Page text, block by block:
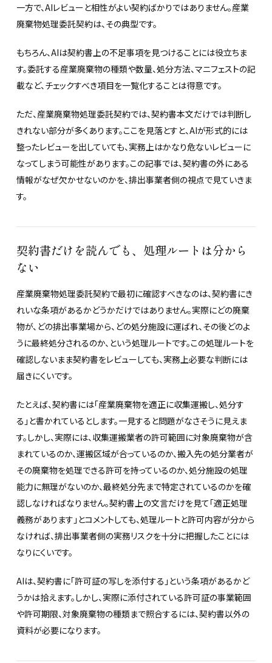
一方で、AIレビューと相性がよい契約ばかりではありません。産業
廃棄物処理委託契約は、その典型です。
もちろん、AIは契約書上の不足事項を見つけることには役立ちま
す。委託する産業廃棄物の種類や数量、処分方法、マニフェストの記
載など、チェックすべき項目を一覧化することは得意です。
ただ、産業廃棄物処理委託契約では、契約書本文だけでは判断し
きれない部分が多くあります。ここを見落とすと、AIが形式的には
整ったレビューを出していても、実務上はかなり危ないレビューに
なってしまう可能性があります。この記事では、契約書の外にある
情報がなぜ欠かせないのかを、排出事業者側の視点で見ていきま
す。
契約書だけを読んでも、処理ルートは分から
ない
産業廃棄物処理委託契約で最初に確認すべきなのは、契約書にき
れいな条項があるかどうかだけではありません。実際にどの廃棄
物が、どの排出事業場から、どの処分施設に運ばれ、その後どのよ
うに最終処分されるのか、という処理ルートです。この処理ルートを
確認しないまま契約書をレビューしても、実務上必要な判断には
届きにくいです。
たとえば、契約書には「産業廃棄物を適正に収集運搬し、処分す
る」と書かれているとします。一見すると問題がなさそうに見えま
す。しかし、実際には、収集運搬業者の許可範囲に対象廃棄物が含
まれているのか、運搬区域が合っているのか、搬入先の処分業者が
その廃棄物を処理できる許可を持っているのか、処分施設の処理
能力に無理がないのか、最終処分先まで特定されているのかを確
認しなければなりません。契約書上の文言だけを見て「適正処理
義務があります」とコメントしても、処理ルートと許可内容が分から
なければ、排出事業者側の実務リスクを十分に把握したことには
なりにくいです。
AIは、契約書に「許可証の写しを添付する」という条項があるかど
うかは拾えます。しかし、実際に添付されている許可証の事業範囲
や許可期限、対象廃棄物の種類まで照合するには、契約書以外の
資料が必要になります。